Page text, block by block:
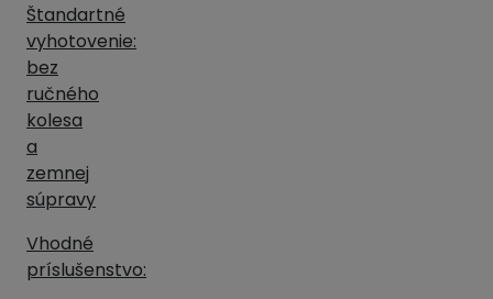
Štandartné
vyhotovenie:
bez
ručného
kolesa
a
zemnej
súpravy
Vhodné
príslušenstvo: